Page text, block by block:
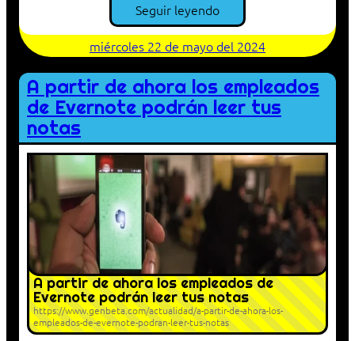
Seguir leyendo
miércoles 22 de mayo del 2024
A partir de ahora los empleados
de Evernote podrán leer tus
notas
A partir de ahora los empleados de
Evernote podrán leer tus notas
https://www.genbeta.com/actualidad/a-partir-de-ahora-los-
empleados-de-evernote-podran-leer-tus-notas